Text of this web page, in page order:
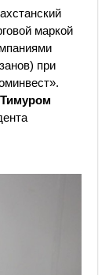
маркой
при